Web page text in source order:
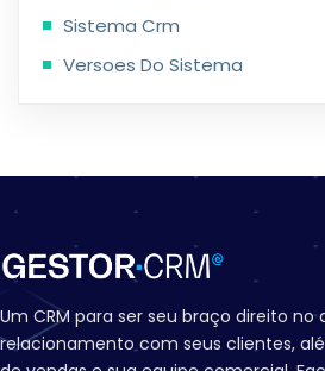
Sistema Crm
Versoes Do Sistema
Um CRM para ser seu braço direito
relacionamento com seus clientes,